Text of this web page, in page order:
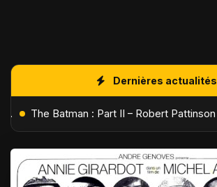
Dernières actualités
L'Âge de Glace : Le Réveil du Volcan – Manny, Sid et Diego de retour pour une aventure explosive